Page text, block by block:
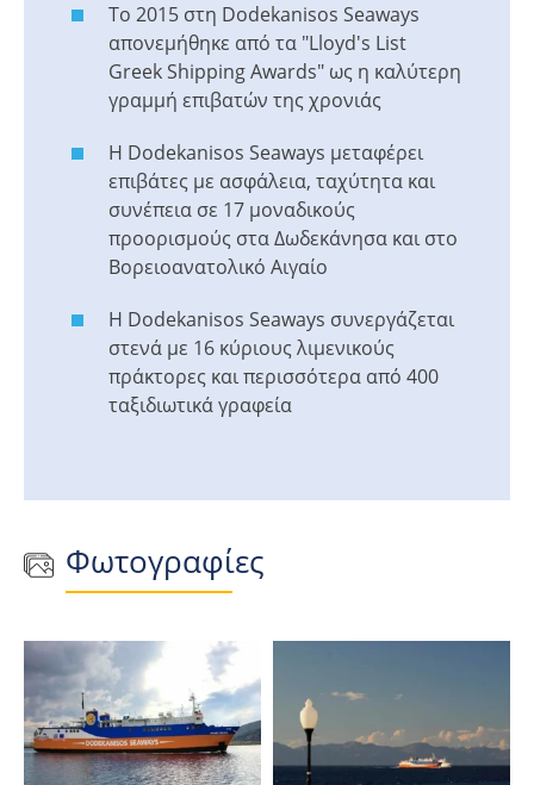
Το 2015 στη Dodekanisos Seaways
απονεμήθηκε από τα "Lloyd's List
Greek Shipping Awards" ως η καλύτερη
γραμμή επιβατών της χρονιάς
Η Dodekanisos Seaways μεταφέρει
επιβάτες με ασφάλεια, ταχύτητα και
συνέπεια σε 17 μοναδικούς
προορισμούς στα Δωδεκάνησα και στο
Βορειοανατολικό Αιγαίο
Η Dodekanisos Seaways συνεργάζεται
στενά με 16 κύριους λιμενικούς
πράκτορες και περισσότερα από 400
ταξιδιωτικά γραφεία
Φωτογραφίες